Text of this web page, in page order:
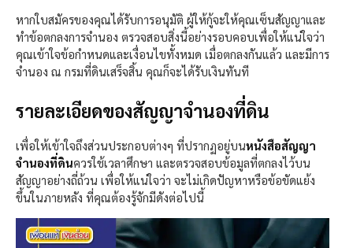
หากใบสมัครของคุณได้รับการอนุมัติ ผู้ให้กู้จะให้คุณเซ็นสัญญาและ
ทำข้อตกลงการจำนอง ตรวจสอบสิ่งนี้อย่างรอบคอบเพื่อให้แน่ใจว่า
คุณเข้าใจข้อกำหนดและเงื่อนไขทั้งหมด เมื่อตกลงกันแล้ว และมีการ
จำนอง ณ กรมที่ดินเสร็จสิ้น คุณก็จะได้รับเงินทันที
รายละเอียดของสัญญาจำนองที่ดิน
เพื่อให้เข้าใจถึงส่วนประกอบต่างๆ ที่ปรากฏอยู่บนหนังสือสัญญา
จำนองที่ดินควรใช้เวลาศึกษา และตรวจสอบข้อมูลที่ตกลงไว้บน
สัญญาอย่างถี่ถ้วน เพื่อให้แน่ใจว่า จะไม่เกิดปัญหาหรือข้อขัดแย้ง
ขึ้นในภายหลัง ที่คุณต้องรู้จักมีดังต่อไปนี้